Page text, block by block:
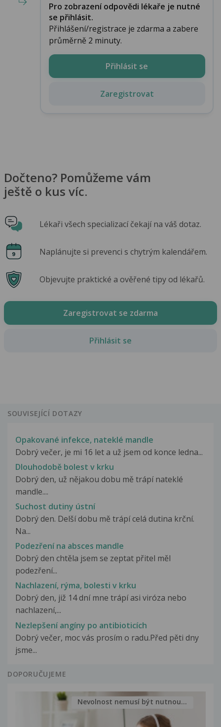
Pro zobrazení odpovědi lékaře je nutné
se přihlásit.
Přihlášení/registrace je zdarma a zabere
průměrně 2 minuty.
Přihlásit se
Zaregistrovat
Dočteno? Pomůžeme vám
ještě o kus víc.
Lékaři všech specializací čekají na váš dotaz.
Naplánujte si prevenci s chytrým kalendářem.
Objevujte praktické a ověřené tipy od lékařů.
Zaregistrovat se zdarma
Přihlásit se
SOUVISEJÍCÍ DOTAZY
Opakované infekce, nateklé mandle
Dobrý večer, je mi 16 let a už jsem od konce ledna...
Dlouhodobě bolest v krku
Dobrý den, už nějakou dobu mě trápí nateklé
mandle....
Suchost dutiny ústní
Dobrý den. Delší dobu mě trápí celá dutina krční.
Na...
Podezření na absces mandle
Dobrý den chtěla jsem se zeptat přitel měl
podezření...
Nachlazení, rýma, bolesti v krku
Dobrý den, již 14 dní mne trápí asi viróza nebo
nachlazení,...
Nezlepšení angíny po antibioticích
Dobrý večer, moc vás prosím o radu.Před pěti dny
jsme...
DOPORUČUJEME
Nevolnost nemusí být nutnou...